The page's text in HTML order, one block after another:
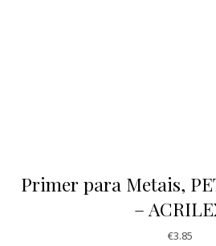
Primer para Metais,
–
€3.85